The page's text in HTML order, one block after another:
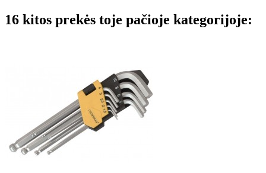
16 kitos prekės toje pačioje kategorijoje: